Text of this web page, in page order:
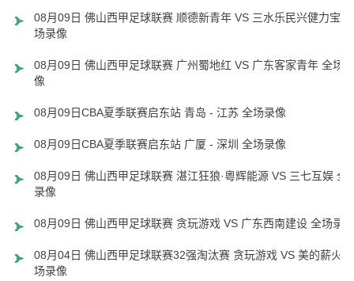
08月09日 佛山西甲足球联赛 顺德新青年 VS 三水乐民兴健力宝 全
场录像
08月09日 佛山西甲足球联赛 广州蜀地红 VS 广东客家青年 全场录
像
08月09日CBA夏季联赛启东站 青岛 - 江苏 全场录像
08月09日CBA夏季联赛启东站 广厦 - 深圳 全场录像
08月09日 佛山西甲足球联赛 湛江狂狼·粵辉能源 VS 三七互娱 全
录像
08月09日 佛山西甲足球联赛 贪玩游戏 VS 广东西南建设 全场录像
08月04日 佛山西甲足球联赛32强淘汰赛 贪玩游戏 VS 美的薪火
场录像